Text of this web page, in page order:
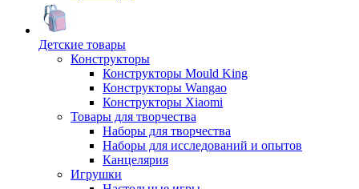
Детские товары
Конструкторы
Конструкторы Mould King
Конструкторы Wangao
Конструкторы Xiaomi
Товары для творчества
Наборы для творчества
Наборы для исследований и опытов
Канцелярия
Игрушки